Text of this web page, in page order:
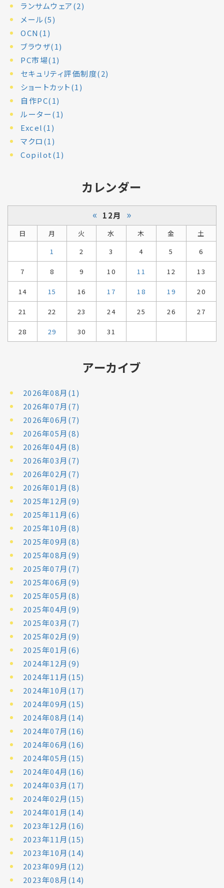
ランサムウェア(2)
メール(5)
OCN(1)
ブラウザ(1)
PC市場(1)
セキュリティ評価制度(2)
ショートカット(1)
自作PC(1)
ルーター(1)
Excel(1)
マクロ(1)
Copilot(1)
カレンダー
« 12月 »
日 月 火 水 木 金
土
1
2 3 4 5 6
7 8 9 10 11 12 13
14 15 16 17 18 19 20
21 22 23 24 25 26 27
28 29 30 31
アーカイブ
2026年08月(1)
2026年07月(7)
2026年06月(7)
2026年05月(8)
2026年04月(8)
2026年03月(7)
2026年02月(7)
2026年01月(8)
2025年12月(9)
2025年11月(6)
2025年10月(8)
2025年09月(8)
2025年08月(9)
2025年07月(7)
2025年06月(9)
2025年05月(8)
2025年04月(9)
2025年03月(7)
2025年02月(9)
2025年01月(6)
2024年12月(9)
2024年11月(15)
2024年10月(17)
2024年09月(15)
2024年08月(14)
2024年07月(16)
2024年06月(16)
2024年05月(15)
2024年04月(16)
2024年03月(17)
2024年02月(15)
2024年01月(14)
2023年12月(16)
2023年11月(15)
2023年10月(14)
2023年09月(12)
2023年08月(14)